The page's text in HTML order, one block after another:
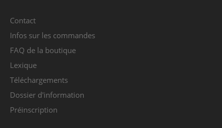
Contact
Infos sur les commandes
FAQ de la boutique
Lexique
Téléchargements
Dossier d'information
Préinscription